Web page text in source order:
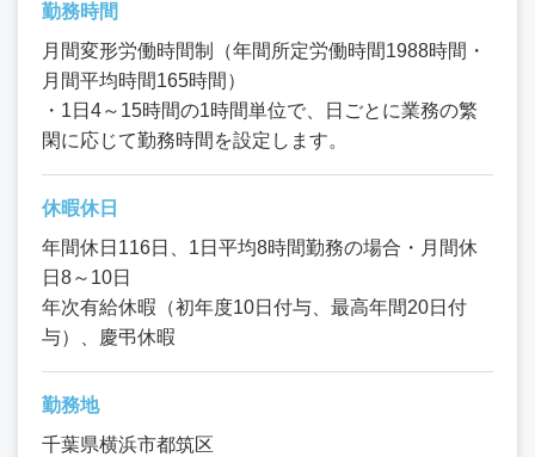
勤務時間
月間変形労働時間制（年間所定労働時間1988時間・
月間平均時間165時間）
・1日4～15時間の1時間単位で、日ごとに業務の繁
閑に応じて勤務時間を設定します。
休暇休日
年間休日116日、1日平均8時間勤務の場合・月間休
日8～10日
年次有給休暇（初年度10日付与、最高年間20日付
与）、慶弔休暇
勤務地
千葉県横浜市都筑区